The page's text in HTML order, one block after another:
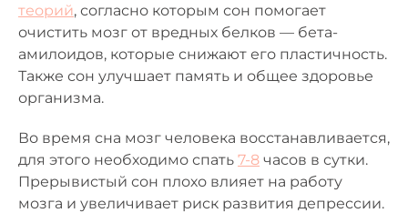
теорий, согласно которым сон помогает
очистить мозг от вредных белков — бета-
амилоидов, которые снижают его пластичность.
Также сон улучшает память и общее здоровье
организма.
Во время сна мозг человека восстанавливается,
для этого необходимо спать 7-8 часов в сутки.
Прерывистый сон плохо влияет на работу
мозга и увеличивает риск развития депрессии.